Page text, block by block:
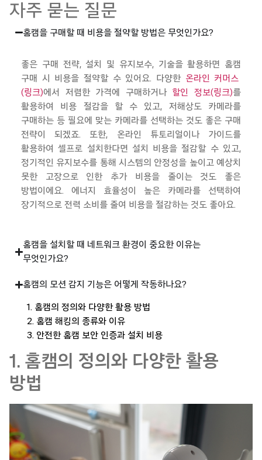
자주 묻는 질문
홈캠을 구매할 때 비용을 절약할 방법은 무엇인가요?
좋은 구매 전략, 설치 및 유지보수, 기술을 활용하면 홈캠
구매 시 비용을 절약할 수 있어요. 다양한 온라인 커머스
(링크)에서 저렴한 가격에 구매하거나 할인 정보(링크)를
활용하여 비용 절감을 할 수 있고, 저해상도 카메라를
구매하는 등 필요에 맞는 카메라를 선택하는 것도 좋은 구매
전략이 되겠죠. 또한, 온라인 튜토리얼이나 가이드를
활용하여 셀프로 설치한다면 설치 비용을 절감할 수 있고,
정기적인 유지보수를 통해 시스템의 안정성을 높이고 예상치
못한 고장으로 인한 추가 비용을 줄이는 것도 좋은
방법이에요. 에너지 효율성이 높은 카메라를 선택하여
장기적으로 전력 소비를 줄여 비용을 절감하는 것도 좋아요.
홈캠을 설치할 때 네트워크 환경이 중요한 이유는
무엇인가요?
홈캠의 모션 감지 기능은 어떻게 작동하나요?
1. 홈캠의 정의와 다양한 활용 방법
2. 홈캠 해킹의 종류와 이유
3. 안전한 홈캠 보안 인증과 설치 비용
1. 홈캠의 정의와 다양한 활용
방법